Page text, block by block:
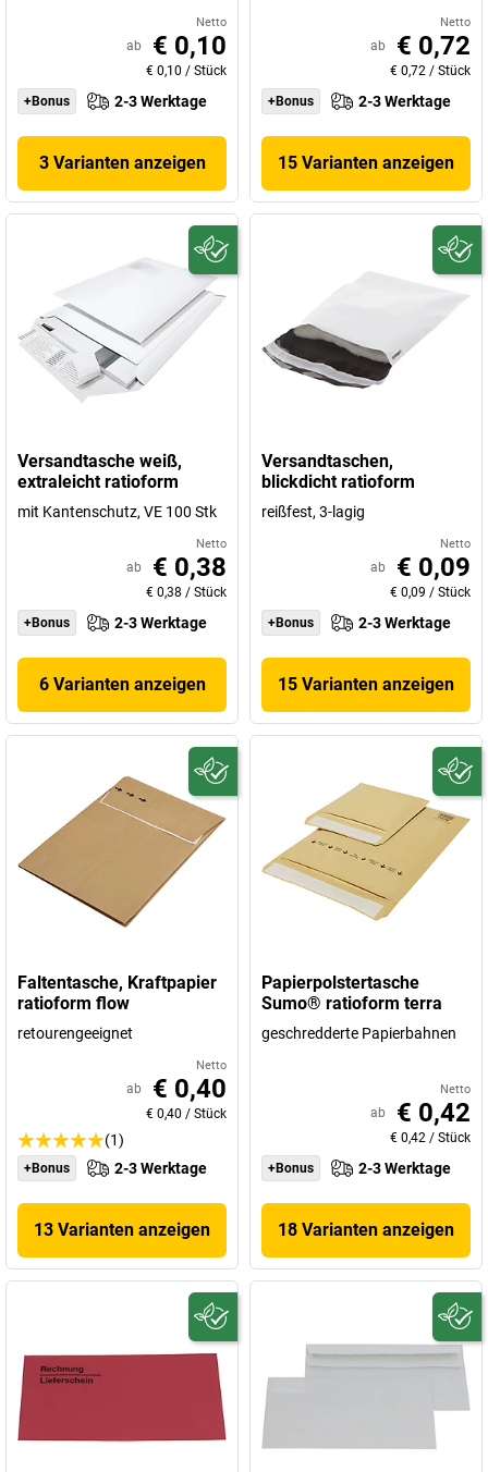
Netto
ab € 0,10
€ 0,10 / Stück
+Bonus
2-3 Werktage
3 Varianten anzeigen
Netto
ab € 0,72
€ 0,72 / Stück
+Bonus
2-3 Werktage
15 Varianten anzeigen
Versandtasche weiß,
extraleicht ratioform
mit Kantenschutz, VE 100 Stk
Netto
ab € 0,38
€ 0,38 / Stück
+Bonus
2-3 Werktage
6 Varianten anzeigen
Versandtaschen,
blickdicht ratioform
reißfest, 3-lagig
Netto
ab € 0,09
€ 0,09 / Stück
+Bonus
2-3 Werktage
15 Varianten anzeigen
Faltentasche, Kraftpapier
ratioform flow
retourengeeignet
Netto
ab € 0,40
€ 0,40 / Stück
(1)
+Bonus 2-3 Werktage
13 Varianten anzeigen
Papierpolstertasche
Sumo® ratioform terra
geschredderte Papierbahnen
Netto
ab € 0,42
€ 0,42 / Stück
+Bonus
2-3 Werktage
18 Varianten anzeigen